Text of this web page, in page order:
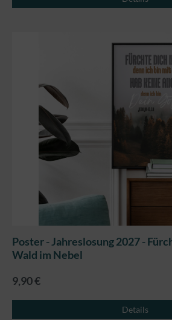
Poster - Jahreslosung 2027 -
Wald im Nebel
9,90 €
Details